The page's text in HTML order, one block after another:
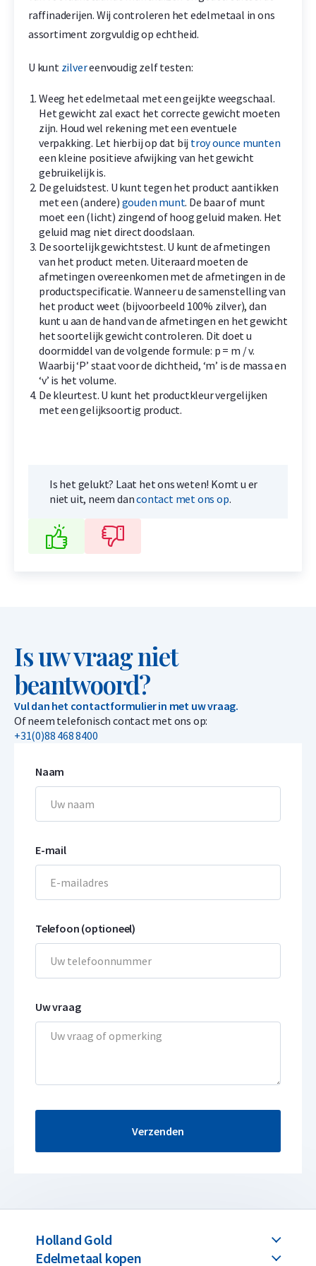
raffinaderijen. Wij controleren het edelmetaal in ons
assortiment zorgvuldig op echtheid.
U kunt zilvereenvoudig zelf testen:
Weeg het edelmetaal met een geijkte weegschaal.
Het gewicht zal exact het correcte gewicht moeten
zijn. Houd wel rekening met een eventuele
verpakking. Let hierbij op dat bij troy ounce munten
een kleine positieve afwijking van het gewicht
gebruikelijk is.
De geluidstest. U kunt tegen het product aantikken
met een (andere) gouden munt. De baar of munt
moet een (licht) zingend of hoog geluid maken. Het
geluid mag niet direct doodslaan.
De soortelijk gewichtstest. U kunt de afmetingen
van het product meten. Uiteraard moeten de
afmetingen overeenkomen met de afmetingen in de
productspecificatie. Wanneer u de samenstelling van
het product weet (bijvoorbeeld 100% zilver), dan
kunt u aan de hand van de afmetingen en het gewicht
het soortelijk gewicht controleren. Dit doet u
doormiddel van de volgende formule: p = m / v.
Waarbij ‘P’ staat voor de dichtheid, ‘m’ is de massa en
‘v’ is het volume.
De kleurtest. U kunt het productkleur vergelijken
met een gelijksoortig product.
Is het gelukt? Laat het ons weten! Komt u er
niet uit, neem dancontact met ons op.
Is uw vraag niet
beantwoord?
Vul dan het contactformulier in met uw vraag.
Of neem telefonisch contact met ons op:
+31(0)88 468 8400
Naam
E-mail
Telefoon (optioneel)
Uw vraag
Verzenden
Holland Gold
Edelmetaal kopen